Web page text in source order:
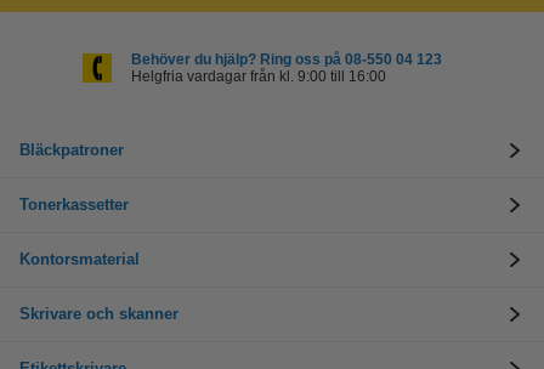
Behöver du hjälp? Ring oss på 08-550 04 123
Helgfria vardagar från kl. 9:00 till 16:00
Bläckpatroner
Tonerkassetter
Kontorsmaterial
Skrivare och skanner